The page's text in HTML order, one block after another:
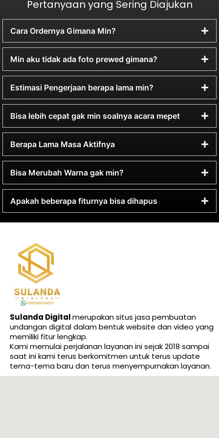
Pertanyaan yang Sering Diajukan
Cara Ordernya Gimana Min?
Min aku tidak ada foto prewed gimana?
Estimasi Pengerjaan berapa lama min?
Bisa lebih cepat gak min soalnya acara mepet
Berapa Lama Masa Aktifnya
Bisa Merubah Warna gak min?
Apakah beberapa fiturnya bisa dihapus
Sulanda Digitalmerupakan situs jasa pembuatan
undangan digital dalam bentuk website dan video yang
memiliki fitur lengkap.
Kami memulai perjalanan layanan ini sejak 2018 sampai
saat ini kami terus berkomitmen untuk terus update
tema-tema baru dan terus menyempurnakan layanan.